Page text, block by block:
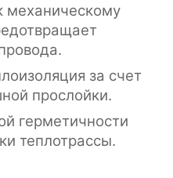
механическому
за счет
прослойки.
герметичности
теплотрассы.